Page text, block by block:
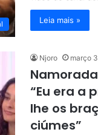
Leia mais »
Njoro março
“Eu era a
lhe os
ciúmes”